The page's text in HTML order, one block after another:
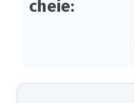
cheie: